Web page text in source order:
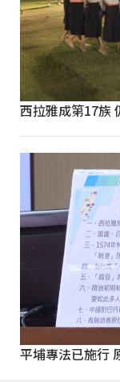
西拉雅成第17族
平埔專法已施行